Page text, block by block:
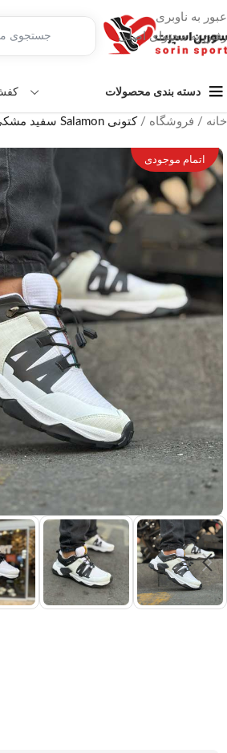
عبور به ناوبری
رفتن به محتوای اصلی
دسته بندی محصولات
خانه / فروشگاه / کتونی Salamon سفید مشکی بزرگپا کد 6457
اتمام موجودی